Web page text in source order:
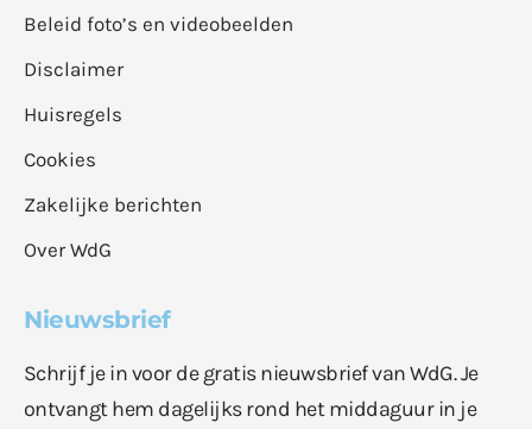
Beleid foto’s en videobeelden
Disclaimer
Huisregels
Cookies
Zakelijke berichten
Over WdG
Nieuwsbrief
Schrijf je in voor de gratis nieuwsbrief van WdG. Je
ontvangt hem dagelijks rond het middaguur in je